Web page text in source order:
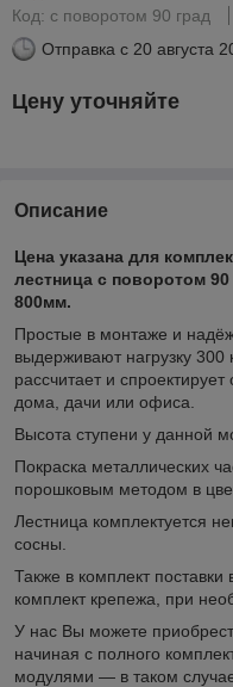
Код: с поворотом 90 град
Отправка с 20 августа
Цену уточняйте
Описание
Цена указана для
лестница с поворотом 90
800мм.
Простые в монтаже и
выдерживают нагрузку 300
рассчитает и
дома, дачи или офиса.
Высота ступени у данной
Покраска металлических
порошковым методом в
Лестница комплектуется
сосны.
Также в комплект
комплект крепежа, при
У нас Вы можете
начиная с полного
модулями — в таком